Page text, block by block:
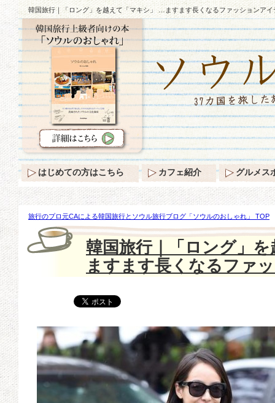
韓国旅行｜「ロング」を越えて「マキシ」 …ますます長くなるファッションアイ
旅行のプロ元CAによる韓国旅行とソウル旅行ブログ「ソウルのおしゃれ」 TOP
グ」を越えて「マキシ」 …ますます長くなるファッションアイテム♪
韓国旅行｜「ロング」
ますます長くなるファ
はじめての方はこちら カフェ紹介 グルメス